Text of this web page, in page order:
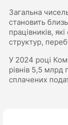
Загальна
становить
працівників,
структур,
У 2024 році
рівнів 5,5
сплачених